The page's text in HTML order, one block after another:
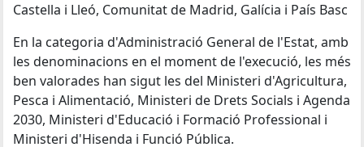
Castella i Lleó, Comunitat de Madrid, Galícia i País Basc
En la categoria d'Administració General de l'Estat, amb
les denominacions en el moment de l'execució, les més
ben valorades han sigut les del Ministeri d'Agricultura,
Pesca i Alimentació, Ministeri de Drets Socials i Agenda
2030, Ministeri d'Educació i Formació Professional i
Ministeri d'Hisenda i Funció Pública.